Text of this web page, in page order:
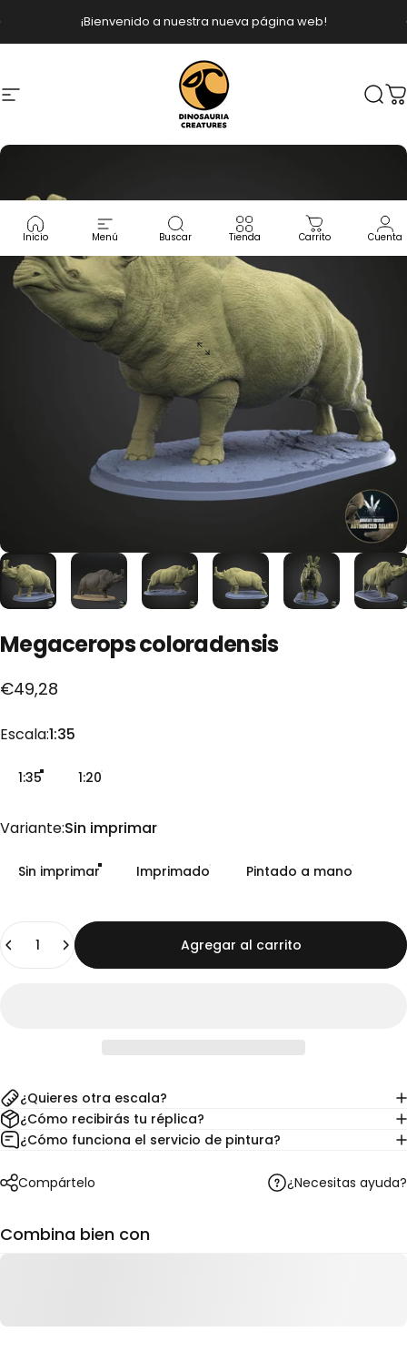
¡Bienvenido a nuestra nueva página web!
diapositivas pausa
Navegación Dinosauria Creatures
Inicio Menú Buscar Tienda Carrito Cuenta
Megaceropscoloradensis
€49,28
Escala
Escala:1:35
1:35 1:20
Variante
Variante:Sin imprimar
Sin imprimar Imprimado Pintado a mano
Cantidad
Agregar al carrito
¿Quieres otra escala?
¿Cómo recibirás tu réplica?
¿Cómo funciona el servicio de pintura?
Compártelo ¿Necesitas ayuda?
Combina bien con